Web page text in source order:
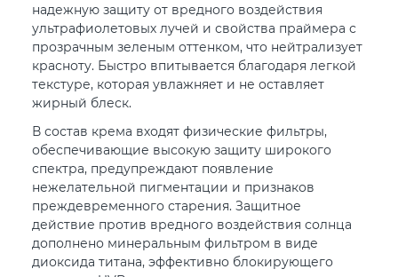
надежную защиту от вредного воздействия
ультрафиолетовых лучей и свойства праймера с
прозрачным зеленым оттенком, что нейтрализует
красноту. Быстро впитывается благодаря легкой
текстуре, которая увлажняет и не оставляет
жирный блеск.
В состав крема входят физические фильтры,
обеспечивающие высокую защиту широкого
спектра, предупреждают появление
нежелательной пигментации и признаков
преждевременного старения. Защитное
действие против вредного воздействия солнца
дополнено минеральным фильтром в виде
диоксида титана, эффективно блокирующего